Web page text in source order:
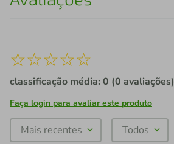
☆☆☆☆☆
classificação média: 0 (0 avaliações)
Faça login para avaliar este produto
Mais recentes Todos